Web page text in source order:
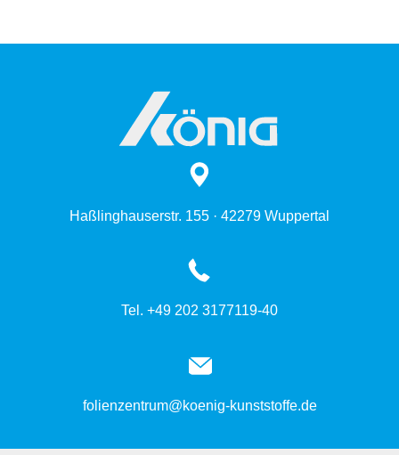
Haßlinghauserstr. 155 · 42279 Wuppertal
Tel. +49 202 3177119-40
folienzentrum@koenig-kunststoffe.de